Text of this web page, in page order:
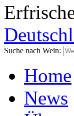
Suche nach Wein:
Home
News